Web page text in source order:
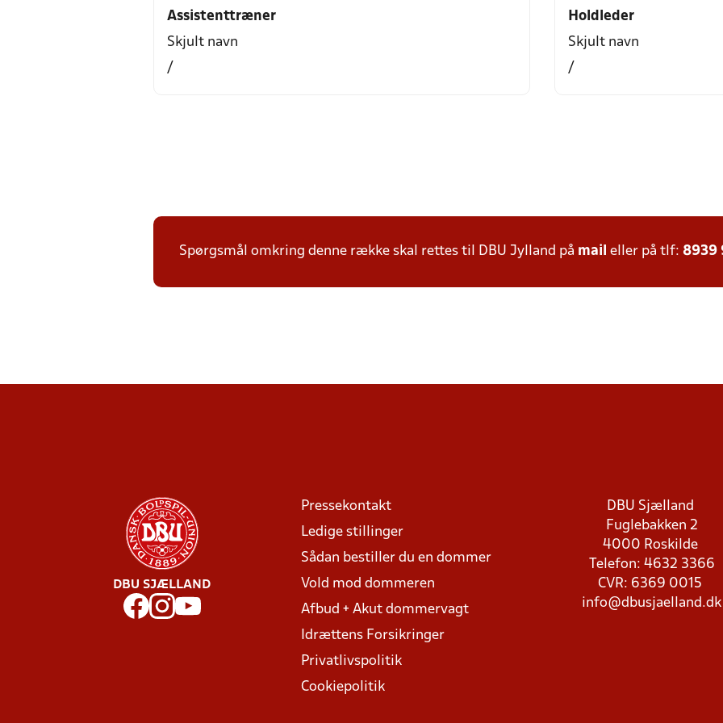
Assistenttræner
Skjult navn
/
Holdleder
Skjult navn
/
Spørgsmål omkring denne række skal rettes til DBU Jylland på mail eller på tlf: 8939
DBU SJÆLLAND
Pressekontakt
Ledige stillinger
Sådan bestiller du en dommer
Vold mod dommeren
Afbud + Akut dommervagt
Idrættens Forsikringer
Privatlivspolitik
Cookiepolitik
DBU Sjælland
Fuglebakken 2
4000 Roskilde
Telefon: 4632 3366
CVR: 6369 0015
info@dbusjaelland.dk